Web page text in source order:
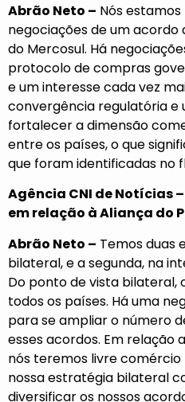
Abrão Neto – Nós
negociações de um
do Mercosul. Há
protocolo de compras
e um interesse cada vez
convergência regulatória e
fortalecer a dimensão
entre os países, o que
que foram identificadas no
Agência CNI de Notícias
em relação àAliança do
Abrão Neto – Temos duas
bilateral, e a segunda, na
Do ponto de vista bilateral,
todos os países. Há uma
para se ampliar o número
esses acordos. Em relação
nós teremos livre comércio
nossa estratégia bilateral
diversificar os nossos